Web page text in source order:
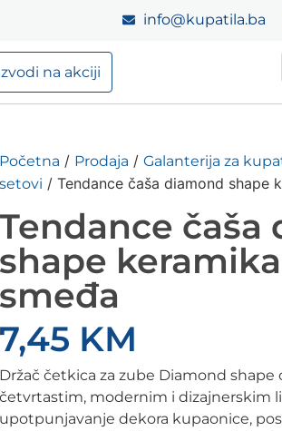
info@kupatila.ba
na akciji
Početna / Prodaja / Galanterija za
setovi / Tendance čaša diamond shape
Tendance čaša
shape
smeđa
7,45 KM
Držač četkica za zube Diamond
četvrtastim, modernim i dizajnerskim
upotpunjavanje dekora kupaonice,